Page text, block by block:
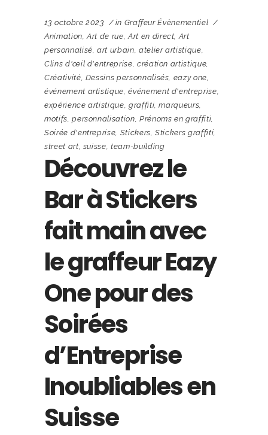
13 octobre 2023 in Graffeur Évènementiel
Animation,Art de rue,Art en direct,Art
personnalisé,art urbain, atelier artistique,
Clins d'œil d'entreprise, création artistique,
Créativité, Dessins personnalisés, eazy one,
événement artistique,événement d'entreprise,
expérience artistique, graffiti,marqueurs,
motifs,personnalisation, Prénoms en graffiti,
Soirée d'entreprise, Stickers,Stickers graffiti,
street art, suisse,team-building
Découvrez le
Bar à Stickers
fait main avec
le graffeur Eazy
One pour des
Soirées
d’Entreprise
Inoubliables en
Suisse